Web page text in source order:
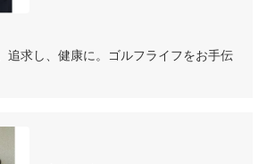
追求し、健康に。ゴルフライフをお手伝